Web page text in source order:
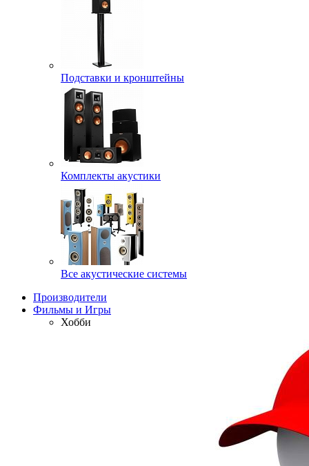
Подставки и кронштейны
Комплекты акустики
Все акустические системы
Производители
Фильмы и Игры
Хобби